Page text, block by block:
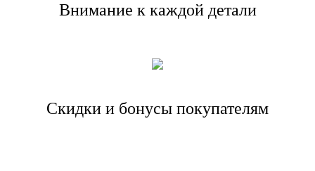
Внимание к каждой детали
Скидки и бонусы покупателям